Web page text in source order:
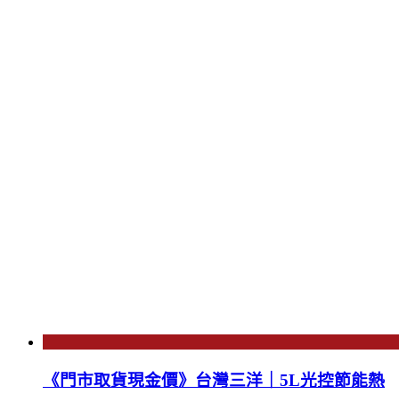
《門市取貨現金價》台灣三洋｜5L光控節能熱